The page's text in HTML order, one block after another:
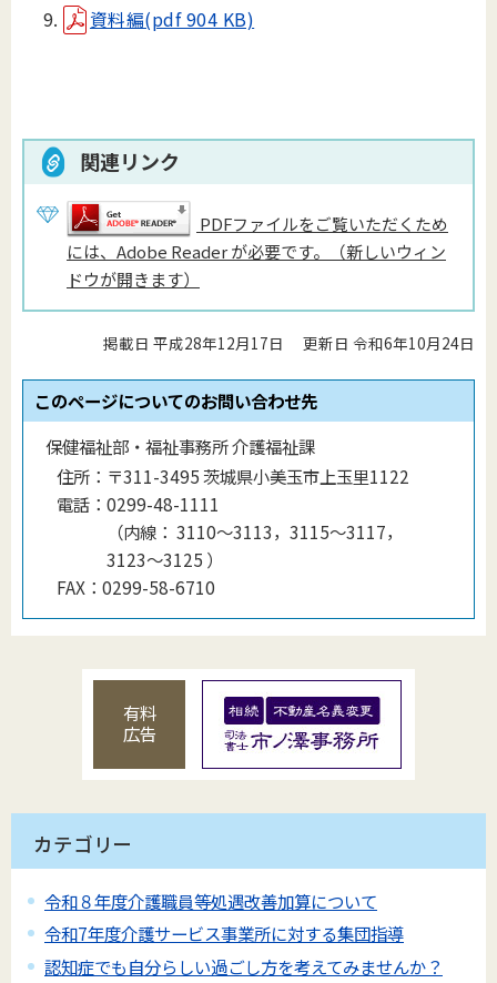
資料編(pdf 904 KB)
関連リンク
PDFファイルをご覧いただくため
には、Adobe Reader が必要です。（新しいウィン
ドウが開きます）
掲載日 平成28年12月17日 更新日 令和6年10月24日
このページについてのお問い合わせ先
保健福祉部・福祉事務所 介護福祉課
住所： 〒311-3495 茨城県小美玉市上玉里1122
電話： 0299-48-1111
（内線 ： 3110～3113，3115～3117，
3123～3125 ）
FAX： 0299-58-6710
有料
広告
カテゴリー
令和８年度介護職員等処遇改善加算について
令和7年度介護サービス事業所に対する集団指導
認知症でも自分らしい過ごし方を考えてみませんか？